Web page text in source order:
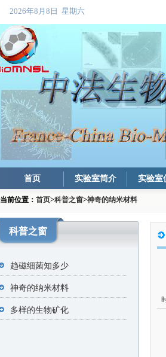
首页 实验室简介 实验室
当前位置： 首页>科普之窗>神奇的纳米材料
科普之窗
趋磁细菌知多少
神奇的纳米材料
多样的生物矿化